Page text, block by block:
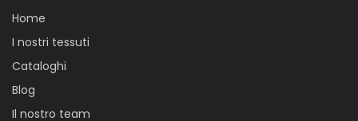
Home
I nostri tessuti
Cataloghi
Blog
Il nostro team